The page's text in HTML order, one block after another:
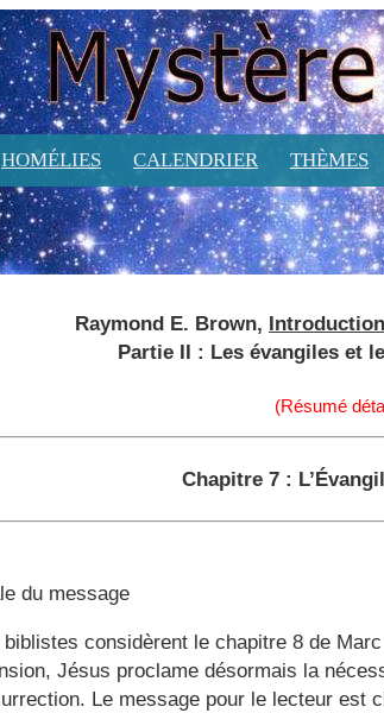
HOMÉLIES CALENDRIER THÈMES
Raymond E. Brown,
Partie II : Les évangiles et
(Résumé
Chapitre 7 :
du message
considèrent le chapitre 8 de
Jésus proclame désormais la
Le message pour le lecteur est